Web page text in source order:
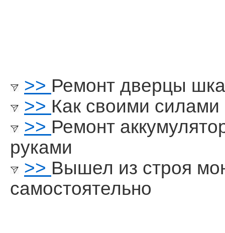
>> Ремонт дверцы
>> Как своими силами
>> Ремонт
руками
>> Вышел из строя
самостоятельно